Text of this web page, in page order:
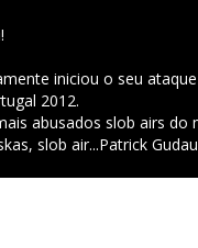
iniciou o seu
2012.
abusados slob airs do
slob air...Patrick